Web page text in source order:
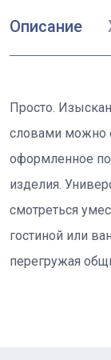
Описание
Просто.
словами можно
оформленное
изделия.
смотреться
гостиной или
перегружая